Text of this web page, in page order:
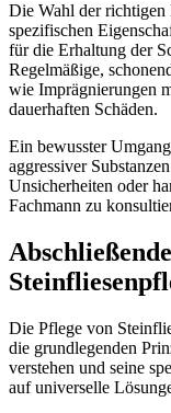
Die Wahl der richtigen
spezifischen
für die Erhaltung der
Regelmäßige,
wie Imprägnierungen
dauerhaften Schäden.
Ein bewusster
aggressiver
Unsicherheiten oder
Fachmann zu
Die Pflege von
die grundlegenden
verstehen und seine
auf universelle